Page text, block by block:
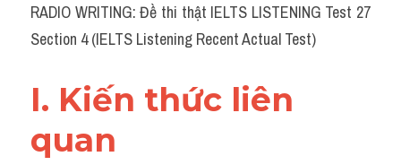
Environment
Advice
IELTS Advice
RADIO WRITING: Đề thi thật IELTS LISTENING Test 27
Section 4 (IELTS Listening Recent Actual Test)
I. Kiến thức liên
quan